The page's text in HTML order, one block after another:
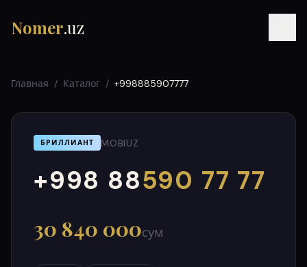
Nomer.uz
UZ УЗ
Главная / Каталог / +998885907777
БРИЛЛИАНТ MOBIUZ
+998 88590 77 77
000
999
30 840 000сум